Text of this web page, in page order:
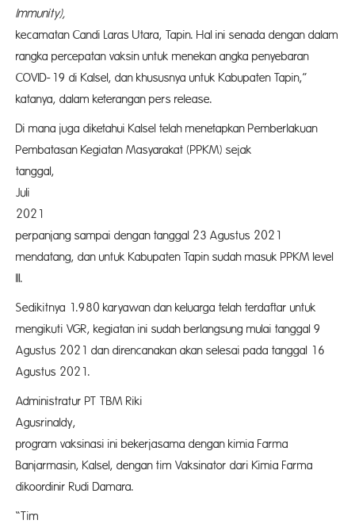
kecamatan Candi Laras Utara, Tapin. Hal ini senada dengan dalam
rangka percepatan vaksin untuk menekan angka penyebaran
COVID-19 di Kalsel, dan khususnya untuk Kabupaten Tapin,”
katanya, dalam keterangan pers release.
Di mana juga diketahui Kalsel telah menetapkan Pemberlakuan
Pembatasan Kegiatan Masyarakat (PPKM) sejak
tanggal,
Juli
2021
perpanjang sampai dengan tanggal 23 Agustus 2021
mendatang, dan untuk Kabupaten Tapin sudah masuk PPKM level
III.
Sedikitnya 1.980 karyawan dan keluarga telah terdaftar untuk
mengikuti VGR, kegiatan ini sudah berlangsung mulai tanggal 9
Agustus 2021 dan direncanakan akan selesai pada tanggal 16
Agustus 2021.
Administratur PT TBM Riki
Agusrinaldy,
program vaksinasi ini bekerjasama dengan kimia Farma
Banjarmasin, Kalsel, dengan tim Vaksinator dari Kimia Farma
dikoordinir Rudi Damara.
“Tim